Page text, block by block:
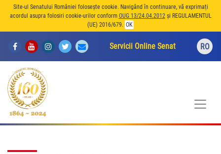
Site-ul Senatului României folosește cookie. Navigând în continuare, vă exprimați
acordul asupra folosiri cookie-urilor conform OUG 13/24.04.2012și REGULAMENTUL
(UE) 2016/679. OK
Servicii Online Senat RO